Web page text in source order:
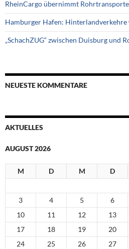
RheinCargo übernimmt Rohrtransporte
Hamburger Hafen:
„SchachZUG“ zwischen Duisburg und
NEUESTE KOMMENTARE
AKTUELLES
AUGUST 2026
M D M D
3
4 5 6
10
11 12 13
17
18 19 20
24
25 26 27